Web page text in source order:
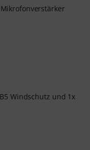
Mikrofonverstärker
Windschutz und 1x